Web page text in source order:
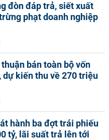
đòn đáp trả, siết xuất
phạt doanh nghiệp
bán toàn bộ vốn
dự kiến thu về 270 triệu
hành ba đợt trái phiếu
tỷ, lãi suất trả lên tới